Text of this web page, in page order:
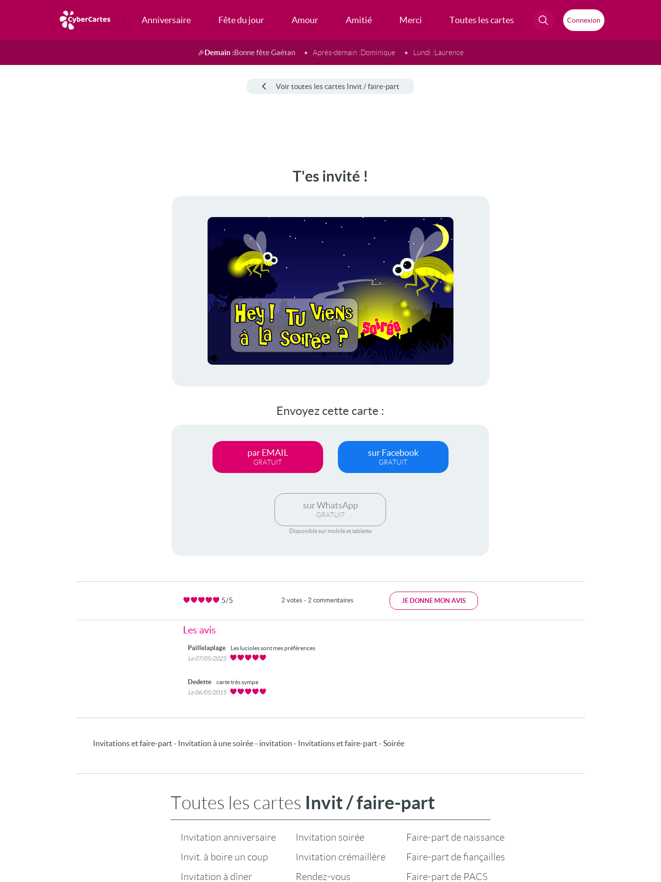
Anniversaire Fête du jour Amour Amitié Merci Toutes les cartes Connexion
🎉Demain :Bonne fête Gaétan Après-demain :Dominique Lundi :Laurence
Voir toutes les cartes Invit / faire-part
T'es invité !
Envoyez cette carte :
par EMAIL
GRATUIT
sur Facebook
GRATUIT
sur WhatsApp
GRATUIT
Disponible sur mobile et tablette
5/5 2 votes - 2 commentaires JE DONNE MON AVIS
Les avis
Paillelaplage
Les lucioles sont mes préférences
Le 07/05/2025
Dedette
carte trés sympa
Le 06/05/2015
Invitations et faire-part - Invitation à une soirée - invitation - Invitations et faire-part - Soirée
Toutes les cartes Invit / faire-part
Invitation anniversaire
Invit. à boire un coup
Invitation à dîner
Invitation soirée
Invitation crémaillère
Rendez-vous
Faire-part de naissance
Faire-part de fiançailles
Faire-part de PACS